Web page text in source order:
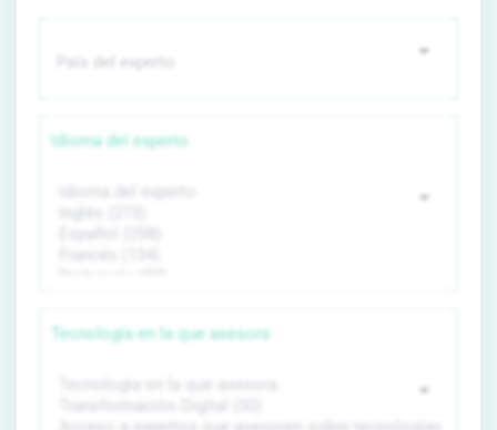
Idioma del experto
Tecnología en la que asesora